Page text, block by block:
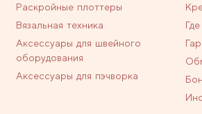
Раскройные плоттеры
Вязальная техника
Аксессуары для швейного
оборудования
Аксессуары для пэчворка